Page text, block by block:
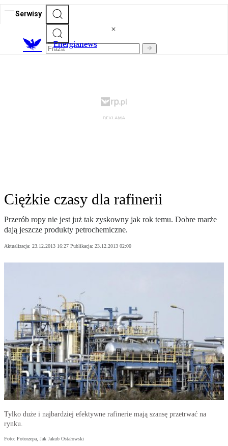
Serwisy
Energianews
Ciężkie czasy dla rafinerii
Przerób ropy nie jest już tak zyskowny jak rok temu. Dobre marże
dają jeszcze produkty petrochemiczne.
Aktualizacja: 23.12.2013 16:27 Publikacja: 23.12.2013 02:00
Tylko duże i najbardziej efektywne rafinerie mają szansę przetrwać na
rynku.
Foto: Fotorzepa, Jak Jakub Ostałowski